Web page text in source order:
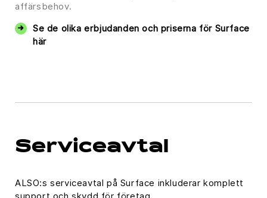
affärsbehov.
Se de olika erbjudanden och priserna för Surface
här
Serviceavtal
ALSO:s serviceavtal på Surface inkluderar komplett